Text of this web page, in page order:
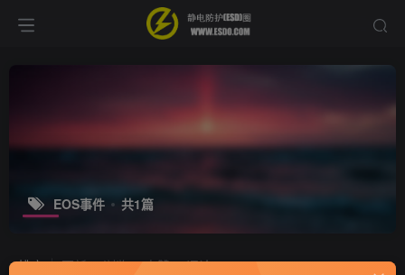
EOS事件 共1篇
排序 更新 浏览 点赞 评论